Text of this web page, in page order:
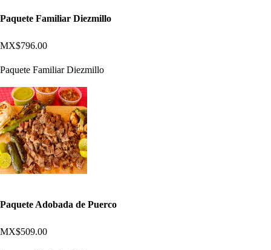
Paquete Familiar Diezmillo
MX$796.00
Paquete Familiar Diezmillo
Paquete Adobada de Puerco
MX$509.00